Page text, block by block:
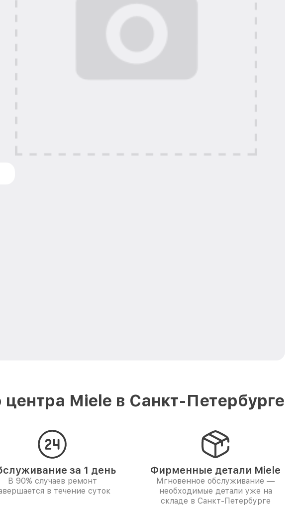
Miele в Санкт-Петербурге
за 1 день
В 90% случаев ремонт
в течение суток
Фирменные детали Miele
Мгновенное обслуживание —
необходимые детали уже на
складе в Санкт-Петербурге